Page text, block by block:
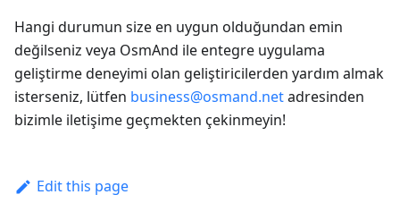
Hangi durumun size en uygun olduğundan emin
değilseniz veya OsmAnd ile entegre uygulama
geliştirme deneyimi olan geliştiricilerden yardım almak
isterseniz, lütfen business@osmand.netadresinden
bizimle iletişime geçmekten çekinmeyin!
Edit this page